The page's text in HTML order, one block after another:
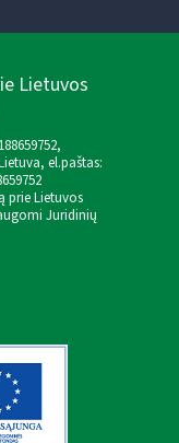
Lietuvos
el.paštas:
prie Lietuvos
Juridinių